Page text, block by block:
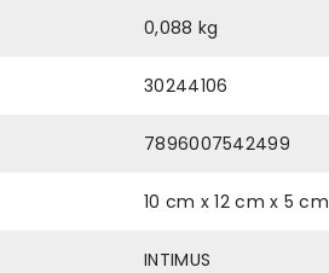
0,088 kg
30244106
7896007542499
10 cm x 12 cm x 5 cm
INTIMUS